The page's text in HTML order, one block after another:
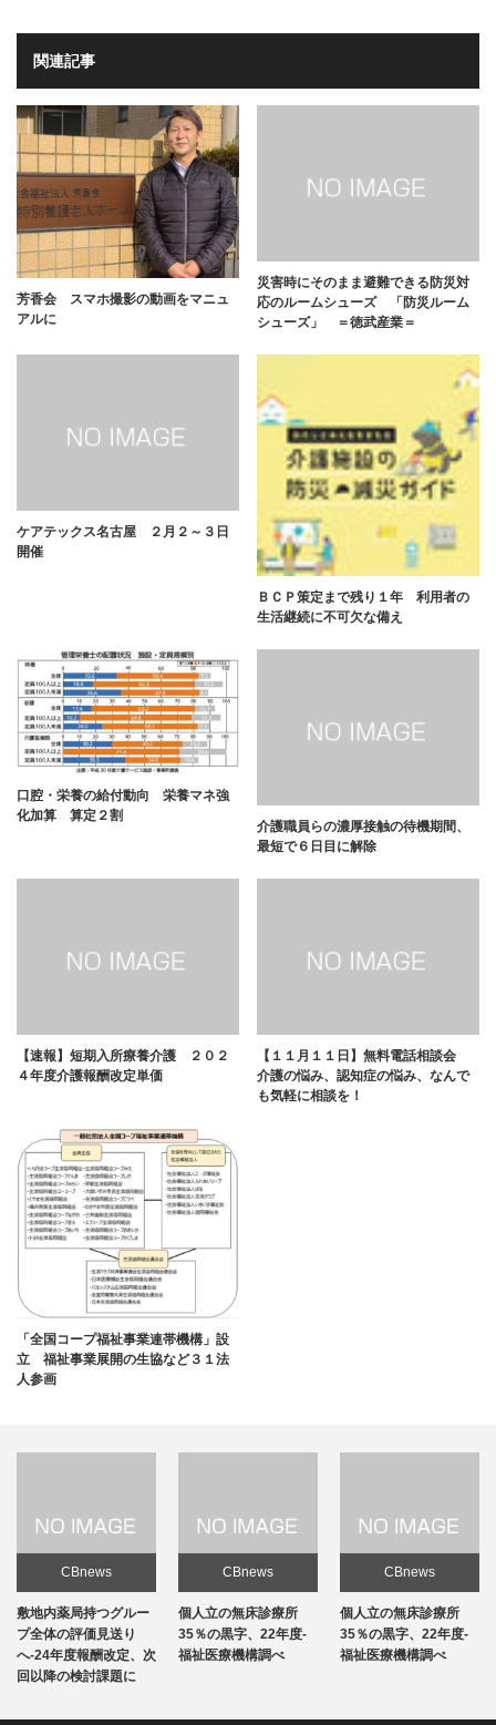
関連記事
芳香会 スマホ撮影の動画をマニュ
アルに
災害時にそのまま避難できる防災対
応のルームシューズ 「防災ルーム
シューズ」 ＝徳武産業＝
ケアテックス名古屋 ２月２～３日
開催
ＢＣＰ策定まで残り１年 利用者の
生活継続に不可欠な備え
口腔・栄養の給付動向 栄養マネ強
化加算 算定２割
介護職員らの濃厚接触の待機期間、
最短で６日目に解除
【速報】短期入所療養介護 ２０２
４年度介護報酬改定単価
【１１月１１日】無料電話相談会
介護の悩み、認知症の悩み、なんで
も気軽に相談を！
「全国コープ福祉事業連帯機構」設
立 福祉事業展開の生協など３１法
人参画
CBnews
敷地内薬局持つグルー
プ全体の評価見送り
へ-24年度報酬改定、次
回以降の検討課題に
CBnews
個人立の無床診療所
35％の黒字、22年度-
福祉医療機構調べ
CBnews
個人立の無床診療所
35％の黒字、22年度-
福祉医療機構調べ